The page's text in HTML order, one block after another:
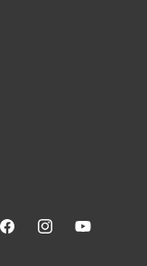
FacebookInstagramYouTube